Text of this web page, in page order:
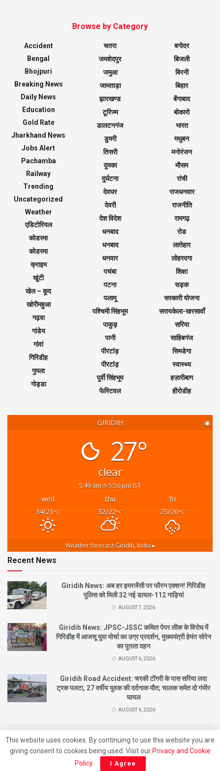
Browse by Category
Accident
Bengal
Bhojpuri
Breaking News
Daily News
Education
Gold Rate
Jharkhand News
Jobs Alert
Pachamba
Railway
Trending
Uncategorized
Weather
एडिटोरियल
कोडरमा
कोडरमा
क्राइम
खूंटी
खेल – कूद
खोरीमहुआ
गढ़वा
गांडेय
गांवां
गिरिडीह
गुमला
गोड्डा
चतरा
जमशेदपुर
जमुआ
जामताड़ा
झारखण्ड
टूरिज्म
डालटनगंज
डुमरी
तिसरी
दुमका
दुर्घटना
देवघर
देवरी
देश विदेश
धनबाद
धनबाद
धनवार
पचंबा
पटना
पलामू
पश्चिमी सिंहभूम
पाकुड़
पानी
पीरटांड़
पीरटांड़
पूर्वी सिंहभूम
फेस्टिवल
बगोदर
बिजली
बिरनी
बिहार
बेंगाबाद
बोकारो
भारत
मधुबन
मनोरंजन
मौसम
रांची
राजधनवार
राजनीति
रामगढ़
रोड
लातेहार
लोहरदगा
शिक्षा
सड़क
सरकारी योजना
सरायकेला-खरसावाँ
सरिया
साहिबगंज
सिमडेगा
स्वास्थ्य
हज़ारीबाग
हीरोडीह
GIRIDIH ◉
27°
clear
5:49 am 5:56 pm IST
wed thu
fri
34/21 °C 32/22°C 25/20°C
Weather forecast Giridih, India ▸
Recent News
Giridih News: अब हर इमरजेंसी पर फौरन एक्शन! गिरिडीह
पुलिस को मिली 32 नई डायल-112 गाड़ियां
AUGUST 7, 2026
Giridih News: JPSC-JSSC कथित पेपर लीक के विरोध में
गिरिडीह में आजसू युवा मोर्चा का उग्र प्रदर्शन, मुख्यमंत्री हेमंत सोरेन
का पुतला दहन
AUGUST 6, 2026
Giridih Road Accident: चरकी टोंगरी के पास सरिया लदा
ट्रक पलटा, 27 वर्षीय युवक की दर्दनाक मौत; चालक समेत दो गंभीर
घायल
AUGUST 6, 2026
© 2021City News Giridih | Designed ByNishantDeveloped ByBeat Of Life
Entertainment
This website uses cookies. By continuing to use this website you are
giving consent to cookies being used. Visit our Privacy and Cookie
Policy. I Agree